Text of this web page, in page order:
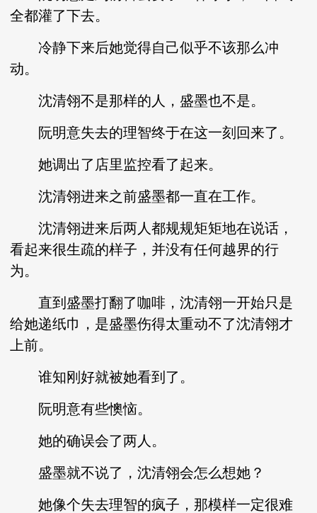
全都灌了下去。
冷静下来后她觉得自己似乎不该那么冲
动。
沈清翎不是那样的人，盛墨也不是。
阮明意失去的理智终于在这一刻回来了。
她调出了店里监控看了起来。
沈清翎进来之前盛墨都一直在工作。
沈清翎进来后两人都规规矩矩地在说话，
看起来很生疏的样子，并没有任何越界的行
为。
直到盛墨打翻了咖啡，沈清翎一开始只是
给她递纸巾，是盛墨伤得太重动不了沈清翎才
上前。
谁知刚好就被她看到了。
阮明意有些懊恼。
她的确误会了两人。
盛墨就不说了，沈清翎会怎么想她？
她像个失去理智的疯子，那模样一定很难